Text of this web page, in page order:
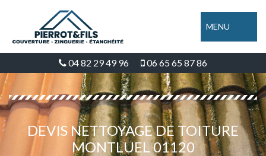
MENU
04 82 29 49 96 06 65 65 87 86
DEVIS NETTOYAGE DE TOITURE
MONTLUEL 01120